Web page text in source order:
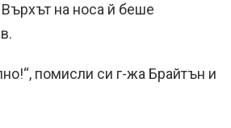
Върхът на носа й беше
помисли си г-жа Брайтън и